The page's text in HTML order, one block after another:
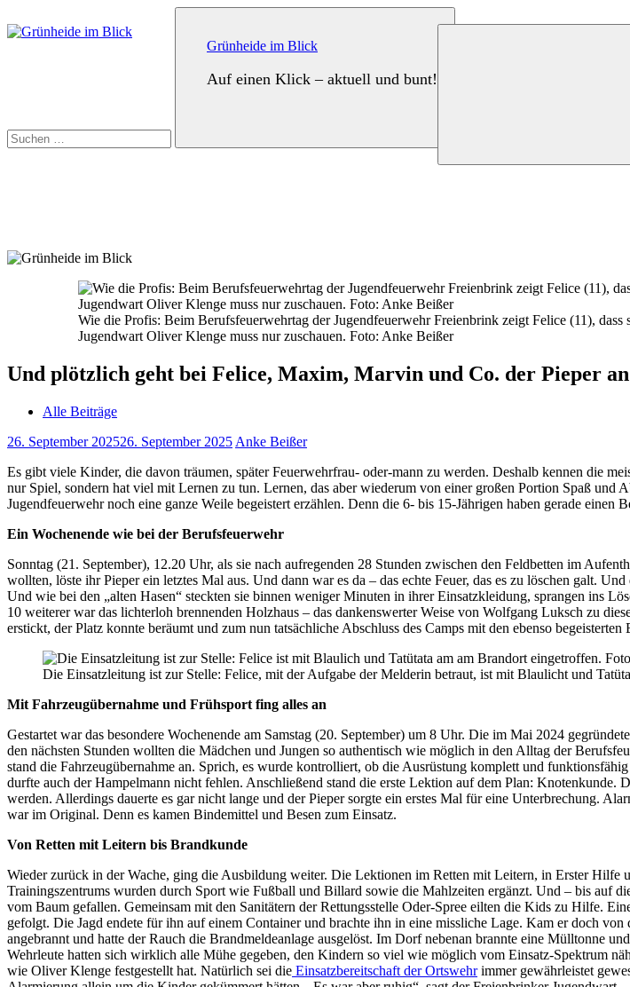
Inhalt
Grünheide im Blick
Auf einen Klick – aktuell und bunt!
nach:
Suchen
Wie die Profis: Beim Berufsfeuerwehrtag der Jugendfeuerwehr Freienbrink zeigt Felice (11),
Jugendwart Oliver Klenge muss nur zuschauen. Foto: Anke Beißer
Und plötzlich geht bei Felice, Maxim, Marvin und Co. der Pieper an
Alle Beiträge
26. September 202526. September 2025 Anke Beißer
Es gibt viele Kinder, die davon träumen, später Feuerwehrfrau- oder-mann zu werden. Deshalb kennen die
nur Spiel, sondern hat viel mit Lernen zu tun. Lernen, das aber wiederum von einer großen Portion Spaß
Jugendfeuerwehr noch eine ganze Weile begeistert erzählen. Denn die 6- bis 15-Jährigen haben gerade einen
Ein Wochenende wie bei der Berufsfeuerwehr
Sonntag (21. September), 12.20 Uhr, als sie nach aufregenden 28 Stunden zwischen den Feldbetten im
wollten, löste ihr Pieper ein letztes Mal aus. Und dann war es da – das echte Feuer, das es zu löschen galt.
Und wie bei den „alten Hasen“ steckten sie binnen weniger Minuten in ihrer Einsatzkleidung, sprangen ins
10 weiterer war das lichterloh brennenden Holzhaus – das dankenswerter Weise von Wolfgang Luksch zu
erstickt, der Platz konnte beräumt und zum nun tatsächliche Abschluss des Camps mit den ebenso
Die Einsatzleitung ist zur Stelle: Felice, mit der Aufgabe der Melderin betraut, ist mit Blaulicht und
Mit Fahrzeugübernahme und Frühsport fing alles an
Gestartet war das besondere Wochenende am Samstag (20. September) um 8 Uhr. Die im Mai 2024
den nächsten Stunden wollten die Mädchen und Jungen so authentisch wie möglich in den Alltag der
stand die Fahrzeugübernahme an. Sprich, es wurde kontrolliert, ob die Ausrüstung komplett und
durfte auch der Hampelmann nicht fehlen. Anschließend stand die erste Lektion auf dem Plan:
werden. Allerdings dauerte es gar nicht lange und der Pieper sorgte ein erstes Mal für eine Unterbrechung.
war im Original. Denn es kamen Bindemittel und Besen zum Einsatz.
Von Retten mit Leitern bis Brandkunde
Wieder zurück in der Wache, ging die Ausbildung weiter. Die Lektionen im Retten mit Leitern, in Erster Hilfe
Trainingszentrums wurden durch Sport wie Fußball und Billard sowie die Mahlzeiten ergänzt. Und – bis auf
vom Baum gefallen. Gemeinsam mit den Sanitätern der Rettungsstelle Oder-Spree eilten die Kids zu Hilfe.
gefolgt. Die Jagd endete für ihn auf einem Container und brachte ihn in eine missliche Lage. Kam er doch
angebrannt und hatte der Rauch die Brandmeldeanlage ausgelöst. Im Dorf nebenan brannte eine Mülltonne
Wehrleute hatten sich wirklich alle Mühe gegeben, den Kindern so viel wie möglich vom Einsatz-Spektrum
wie Oliver Klenge festgestellt hat. Natürlich sei die Einsatzbereitschaft der Ortswehrimmer gewährleistet